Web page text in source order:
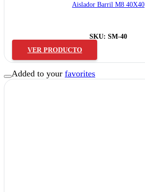
Aislador Barril M8 40X40
SKU: SM-40
VER PRODUCTO
Added to your favorites